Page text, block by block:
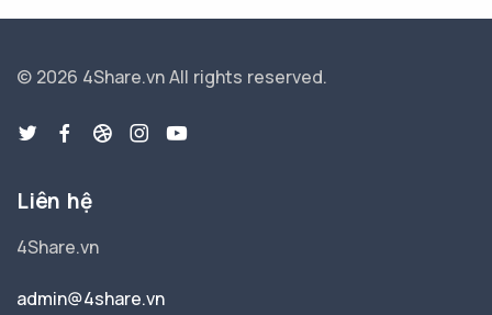
© 2026 4Share.vnAll rights reserved.
Liên hệ
4Share.vn
admin@4share.vn